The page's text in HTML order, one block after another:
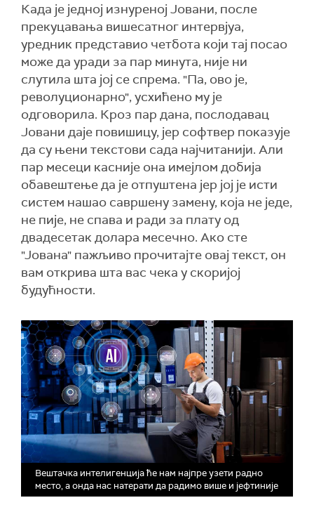
Када је једној изнуреној Јовани, после
прекуцавања вишесатног интервјуа,
уредник представио четбота који тај посао
може да уради за пар минута, није ни
слутила шта јој се спрема. "Па, ово је,
револуционарно", усхићено му је
одговорила. Кроз пар дана, послодавац
Јовани даје повишицу, јер софтвер показује
да су њени текстови сада најчитанији. Али
пар месеци касније она имејлом добија
обавештење да је отпуштена јер јој је исти
систем нашао савршену замену, која не једе,
не пије, не спава и ради за плату од
двадесетак долара месечно. Ако сте
"Јована" пажљиво прочитајте овај текст, он
вам открива шта вас чека у скоријој
будућности.
Вештачка интелигенција ће нам најпре узети радно
место, а онда нас натерати да радимо више и јефтиније